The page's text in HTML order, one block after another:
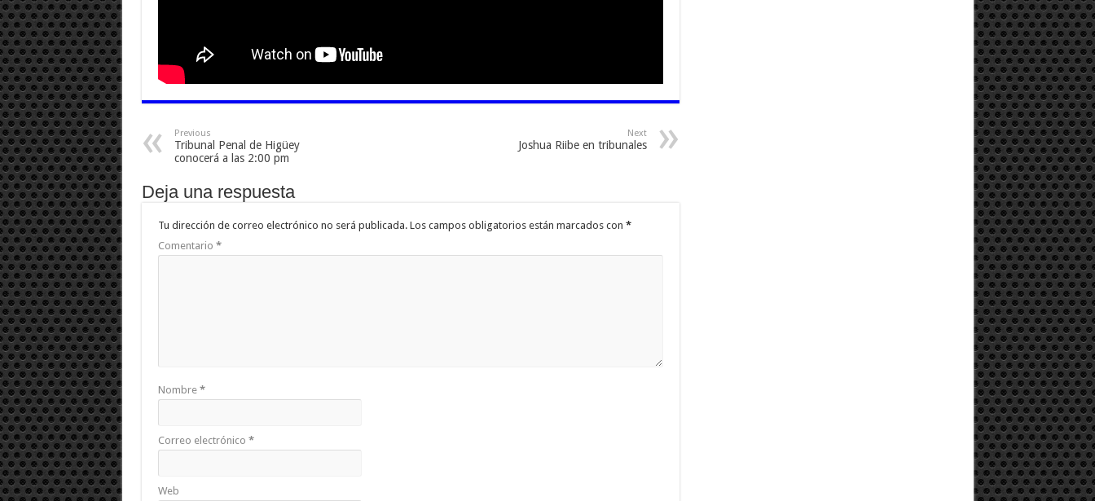
Previous
Tribunal Penal de Higüey
conocerá a las 2:00 pm
Next
Joshua Riibe en tribunales
Deja una respuesta
Tu dirección de correo electrónico no será publicada. Los campos obligatorios están marcados con *
Comentario *
Nombre *
Correo electrónico *
Web